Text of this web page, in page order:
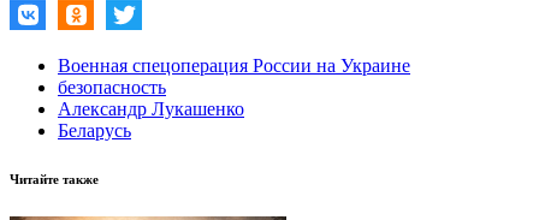
Военная спецоперация России на Украине
безопасность
Александр Лукашенко
Беларусь
Читайте также